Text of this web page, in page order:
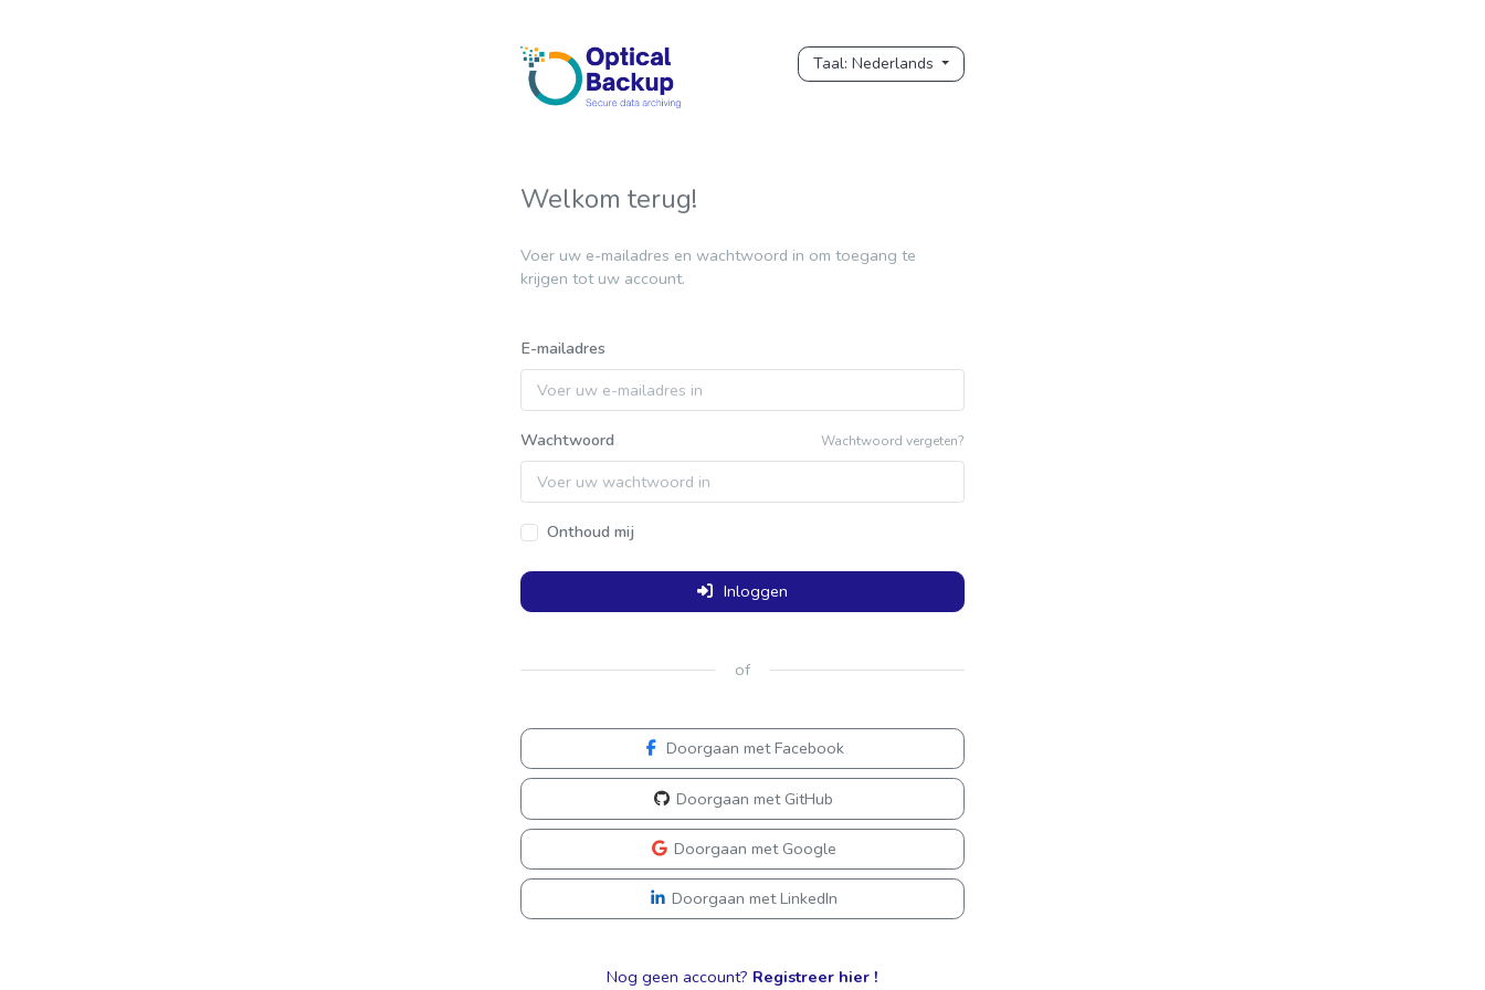
Taal: Nederlands
Welkom terug!
Voer uw e-mailadres en wachtwoord in om toegang te
krijgen tot uw account.
E-mailadres
Wachtwoord vergeten?
Wachtwoord
Onthoud mij
Inloggen
of
Doorgaan met Facebook
Doorgaan met GitHub
Doorgaan met Google
Doorgaan met LinkedIn
Nog geen account? Registreer hier !